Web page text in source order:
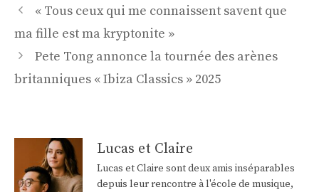
Navigation
des
« Tous ceux qui me connaissent savent que
ma fille est ma kryptonite »
Pete Tong annonce la tournée des arènes
britanniques « Ibiza Classics » 2025
Lucas et Claire
Lucas et Claire sont deux amis inséparables
depuis leur rencontre à l'école de musique,